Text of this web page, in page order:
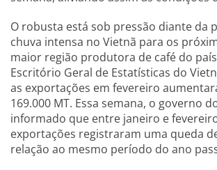
O robusta está sob pressão diante da
chuva intensa no Vietnã para os
maior região produtora de café do
Escritório Geral de Estatísticas do
as exportações em fevereiro
169.000 MT. Essa semana, o governo
informado que entre janeiro e
exportações registraram uma queda
relação ao mesmo período do ano